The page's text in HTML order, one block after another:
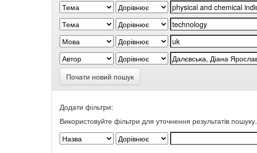
Почати новий пошук
Додати фільтри:
Використовуйте фільтри для уточнення результатів пошуку.